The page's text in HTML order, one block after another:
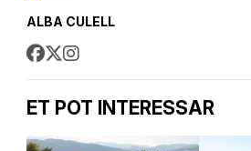
ALBA CULELL
ET POT INTERESSAR